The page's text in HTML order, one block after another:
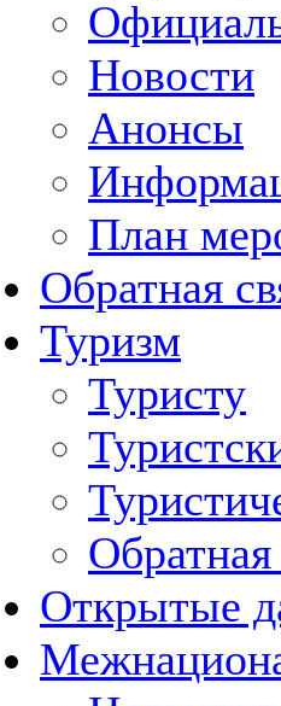
Новости
Анонсы
План
Обратная
Туризм
Туристу
Обратная
Открытые